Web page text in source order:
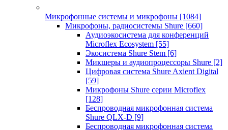
Микрофонные системы и микрофоны [1084]
Микрофоны, радиосистемы Shure [660]
Аудиоэкосистема для конференций
Microflex Ecosystem [55]
Экосистема Shure Stem [6]
Микшеры и аудиопроцессоры Shure [2]
Цифровая система Shure Axient Digital
[59]
Микрофоны Shure серии Microflex
[128]
Беспроводная микрофонная система
Shure QLX-D [9]
Беспроводная микрофонная система